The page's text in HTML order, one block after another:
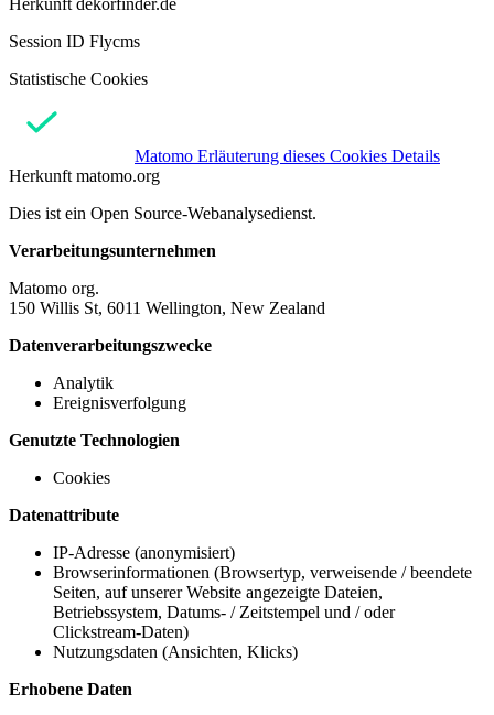
Session ID Flycms
Statistische Cookies
Matomo Erläuterung dieses Cookies Details
Herkunft matomo.org
Dies ist ein Open Source-Webanalysedienst.
Verarbeitungsunternehmen
Matomo org.
150 Willis St, 6011 Wellington, New Zealand
Datenverarbeitungszwecke
Analytik
Ereignisverfolgung
Genutzte Technologien
Cookies
Datenattribute
IP-Adresse (anonymisiert)
Browserinformationen (Browsertyp, verweisende / beendete
Seiten, auf unserer Website angezeigte Dateien,
Betriebssystem, Datums- / Zeitstempel und / oder
Clickstream-Daten)
Nutzungsdaten (Ansichten, Klicks)
Erhobene Daten